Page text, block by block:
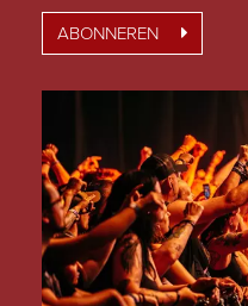
ABONNEREN